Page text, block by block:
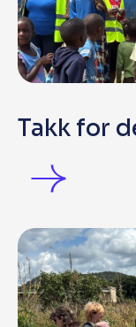
Takk for